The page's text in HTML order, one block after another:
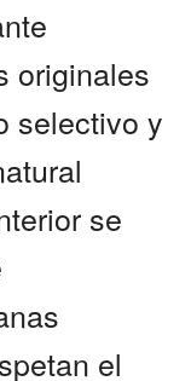
originales
selectivo y
se
el